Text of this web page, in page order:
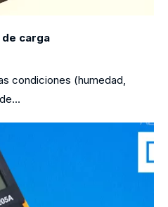
carga
condiciones (humedad,